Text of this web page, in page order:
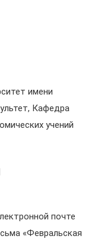
имени
Кафедра
учений
почте
«Февральская